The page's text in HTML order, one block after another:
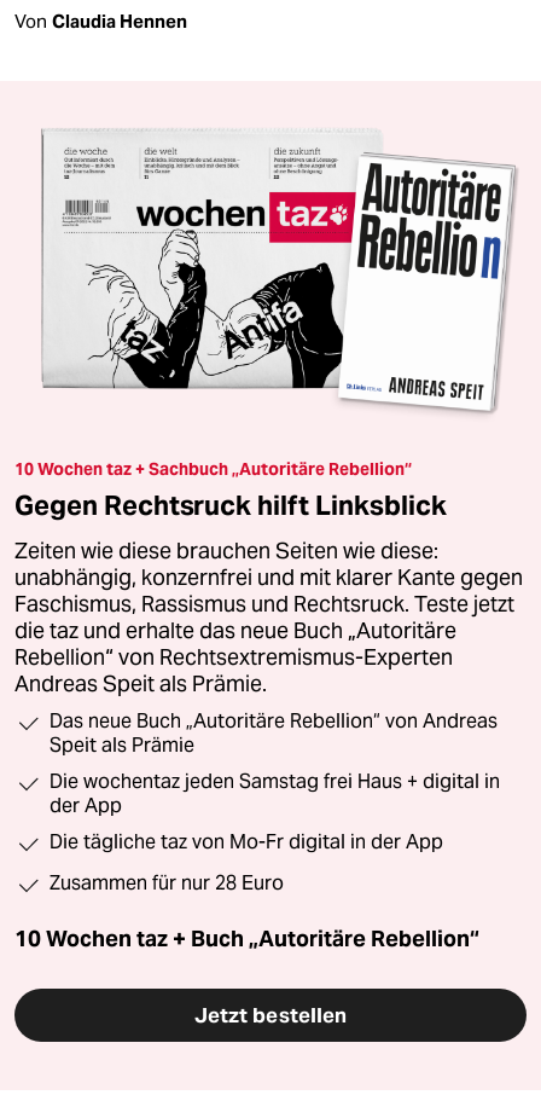
Von Claudia Hennen
10 Wochen taz + Sachbuch „Autoritäre Rebellion“
Gegen Rechtsruck hilft Linksblick
Zeiten wie diese brauchen Seiten wie diese:
unabhängig, konzernfrei und mit klarer Kante gegen
Faschismus, Rassismus und Rechtsruck. Teste jetzt
die taz und erhalte das neue Buch „Autoritäre
Rebellion“ von Rechtsextremismus-Experten
Andreas Speit als Prämie.
Das neue Buch „Autoritäre Rebellion“ von Andreas
Speit als Prämie
Die wochentaz jeden Samstag frei Haus + digital in
der App
Die tägliche taz von Mo-Fr digital in der App
Zusammen für nur 28 Euro
10 Wochen taz + Buch „Autoritäre Rebellion“
Jetzt bestellen